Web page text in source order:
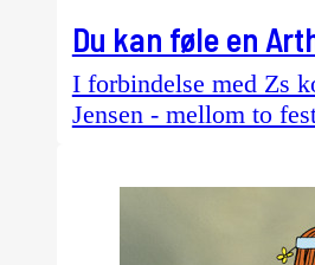
Du kan føle en
I forbindelse med Zs
Jensen - mellom to